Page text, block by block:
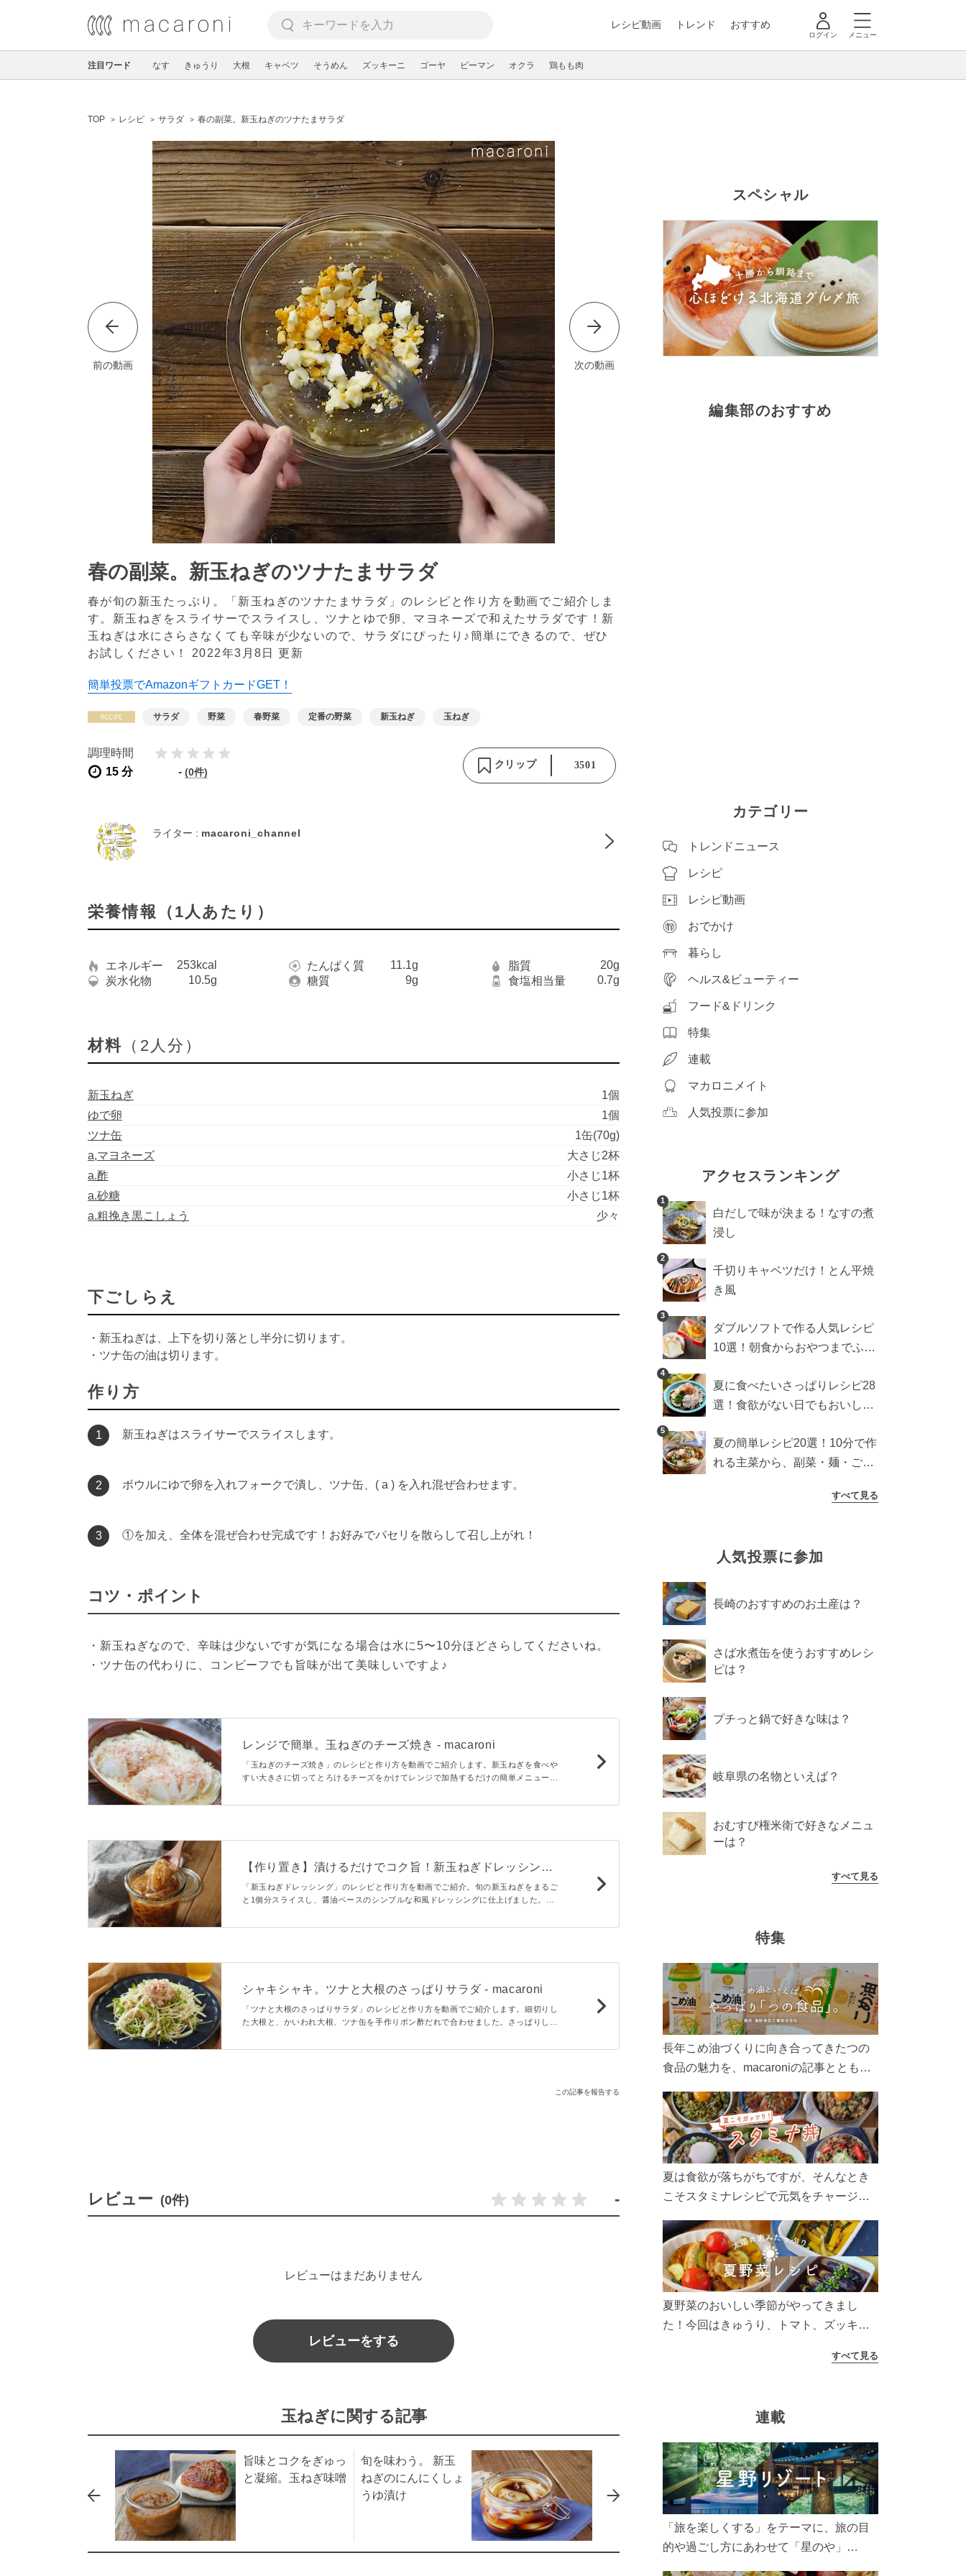
レシピ動画 トレンド おすすめ
ログイン メニュー
注目ワード なす きゅうり 大根 キャベツ そうめん ズッキーニ ゴーヤ ピーマン オクラ 鶏もも肉
TOP レシピ サラダ 春の副菜。新玉ねぎのツナたまサラダ
前の動画 次の動画
春の副菜。新玉ねぎのツナたまサラダ
春が旬の新玉たっぷり。「新玉ねぎのツナたまサラダ」のレシピと作り方を動画でご紹介しま
す。新玉ねぎをスライサーでスライスし、ツナとゆで卵、マヨネーズで和えたサラダです！新
玉ねぎは水にさらさなくても辛味が少ないので、サラダにぴったり♪簡単にできるので、ぜひ
お試しください！ 2022年3月8日 更新
簡単投票でAmazonギフトカードGET！
サラダ 野菜 春野菜 定番の野菜 新玉ねぎ 玉ねぎ
調理時間
15 分
- (0件)
クリップ 3501
ライター : macaroni_channel
栄養情報（1人あたり）
エネルギー 253kcal たんぱく質 11.1g 脂質
20g
炭水化物
10.5g 糖質 9g 食塩相当量 0.7g
材料 （2人分）
新玉ねぎ
1個
ゆで卵
1個
ツナ缶
1缶(70g)
a,マヨネーズ
大さじ2杯
a.酢
小さじ1杯
a.砂糖
小さじ1杯
a.粗挽き黒こしょう
少々
下ごしらえ
・新玉ねぎは、上下を切り落とし半分に切ります。
・ツナ缶の油は切ります。
作り方
1 新玉ねぎはスライサーでスライスします。
2 ボウルにゆで卵を入れフォークで潰し、ツナ缶、( a ) を入れ混ぜ合わせます。
3 ①を加え、全体を混ぜ合わせ完成です！お好みでパセリを散らして召し上がれ！
コツ・ポイント
・新玉ねぎなので、辛味は少ないですが気になる場合は水に5〜10分ほどさらしてくださいね。
・ツナ缶の代わりに、コンビーフでも旨味が出て美味しいですよ♪
レンジで簡単。玉ねぎのチーズ焼き - macaroni
「玉ねぎのチーズ焼き」のレシピと作り方を動画でご紹介します。新玉ねぎを食べや
すい大きさに切ってとろけるチーズをかけてレンジで加熱するだけの簡単メニューで
ですよ。
【作り置き】漬けるだけでコク旨！新玉ねぎドレッシング
- macaroni
「新玉ねぎドレッシング」のレシピと作り方を動画でご紹介。旬の新玉ねぎをまるご
と1個分スライスし、醤油ベースのシンプルな和風ドレッシングに仕上げました。ど
ングです。
シャキシャキ。ツナと大根のさっぱりサラダ - macaroni
「ツナと大根のさっぱりサラダ」のレシピと作り方を動画でご紹介します。細切りし
た大根と、かいわれ大根、ツナ缶を手作りポン酢だれで合わせました。さっぱりして
らないひと品です。
この記事を報告する
レビュー (0件) -
レビューはまだありません
レビューをする
玉ねぎに関する記事
旨味とコクをぎゅっ
と凝縮。玉ねぎ味噌
旬を味わう。 新玉
ねぎのにんにくしょ
うゆ漬け
スペシャル
編集部のおすすめ
カテゴリー
トレンドニュース
レシピ
レシピ動画
おでかけ
暮らし
ヘルス&ビューティー
フード&ドリンク
特集
連載
マカロニメイト
人気投票に参加
アクセスランキング
1
白だしで味が決まる！なすの煮
浸し
2
千切りキャベツだけ！とん平焼
き風
3
ダブルソフトで作る人気レシピ
10選！朝食からおやつまでふん
4
夏に食べたいさっぱりレシピ28
選！食欲がない日でもおいしい
5
夏の簡単レシピ20選！10分で作
れる主菜から、副菜・麺・ごは
すべて見る
人気投票に参加
長崎のおすすめのお土産は？
さば水煮缶を使うおすすめレシ
ピは？
プチっと鍋で好きな味は？
岐阜県の名物といえば？
おむすび権米衛で好きなメニュ
ーは？
すべて見る
特集
長年こめ油づくりに向き合ってきたつの
食品の魅力を、macaroniの記事とともに
ん、製造現場や品質へのこだわりまで。
こめ油をもっと好きになるコンテンツを
ぜひお楽しみください。
夏は食欲が落ちがちですが、そんなとき
こそスタミナレシピで元気をチャージ！
リ食べて、夏バテを吹き飛ばしましょ
う！
夏野菜のおいしい季節がやってきまし
た！今回はきゅうり、トマト、ズッキー
太陽の光をたっぷりあびた夏野菜は栄養
すべて見る
連載
「旅を楽しくする」をテーマに、旅の目
的や過ごし方にあわせて「星のや」